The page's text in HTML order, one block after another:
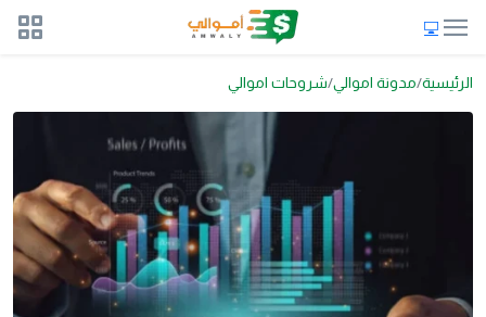
الرئيسية مدونة اموالي شروحات اموالي